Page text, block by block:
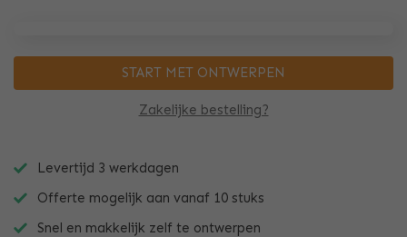
Zakelijke bestelling?
START MET ONTWERPEN
Levertijd 3 werkdagen
Offerte mogelijk aan vanaf 10 stuks
Snel en makkelijk zelf te ontwerpen